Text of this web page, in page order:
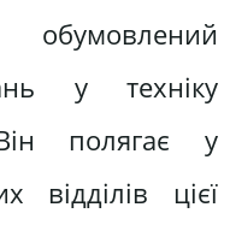
у техніку
полягає у
відділів цієї